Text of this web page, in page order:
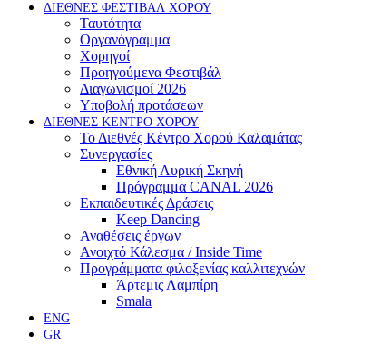
ΔΙΕΘΝΕΣ ΦΕΣΤΙΒΑΛ ΧΟΡΟΥ
Ταυτότητα
Οργανόγραμμα
Χορηγοί
Προηγούμενα Φεστιβάλ
Διαγωνισμοί 2026
Υποβολή προτάσεων
ΔΙΕΘΝΕΣ ΚΕΝΤΡΟ ΧΟΡΟΥ
Το Διεθνές Κέντρο Χορού Καλαμάτας
Συνεργασίες
Εθνική Λυρική Σκηνή
Πρόγραμμα CANAL 2026
Εκπαιδευτικές Δράσεις
Keep Dancing
Αναθέσεις έργων
Ανοιχτό Κάλεσμα / Inside Time
Προγράμματα φιλοξενίας καλλιτεχνών
Άρτεμις Λαμπίρη
Smala
ENG
GR